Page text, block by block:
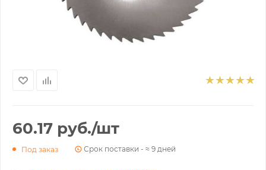
60.17 руб./шт
Под заказ Срок поставки - ≈ 9 дней